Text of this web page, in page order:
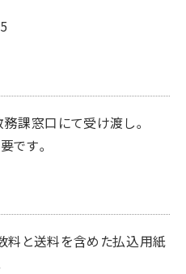
課窓口にて受け渡し。
です。
料と送料を含めた払込用紙